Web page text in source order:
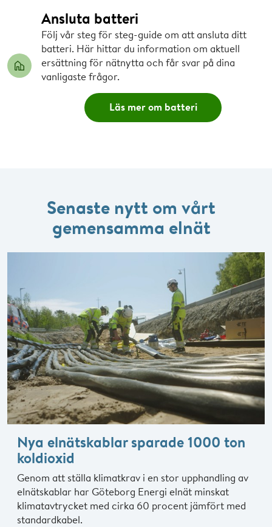
Ansluta batteri
Följ vår steg för steg-guide om att ansluta ditt
batteri. Här hittar du information om aktuell
ersättning för nätnytta och får svar på dina
vanligaste frågor.
Läs mer om batteri
Senaste nytt om vårt
gemensamma elnät
Nya elnätskablar sparade 1000 ton
koldioxid
Genom att ställa klimatkrav i en stor upphandling av
elnätskablar har Göteborg Energi elnät minskat
klimatavtrycket med cirka 60 procent jämfört med
standardkabel.